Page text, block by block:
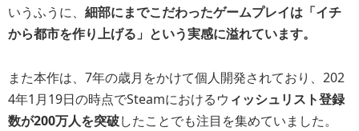
いうふうに、 細部にまでこだわったゲームプレイは「イチ
から都市を作り上げる」という実感に溢れています。
また本作は、7年の歳月をかけて個人開発されており、202
4年1月19日の時点でSteamにおけるウ ィッシュリスト登録
数が200万人を突破したことでも注目を集めていました。